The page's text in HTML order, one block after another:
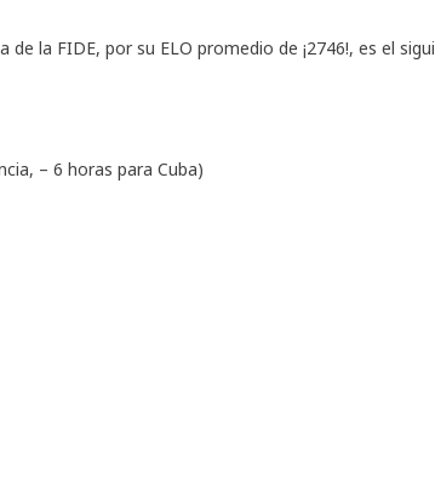
la FIDE, por su ELO promedio de ¡2746!, es el
– 6 horas para Cuba)